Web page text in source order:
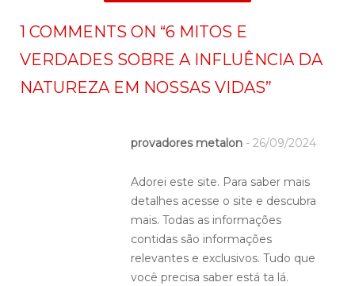
1 COMMENTS ON “6 MITOS E
VERDADES SOBRE A INFLUÊNCIA DA
NATUREZA EM NOSSAS VIDAS”
provadores metalon - 26/09/2024
Adorei este site. Para saber mais
detalhes acesse o site e descubra
mais. Todas as informações
contidas são informações
relevantes e exclusivos. Tudo que
você precisa saber está ta lá.